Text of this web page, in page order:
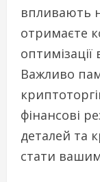
впливають
отримаєте
оптимізації
Важливо
фінансові
деталей та
стати